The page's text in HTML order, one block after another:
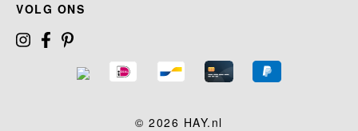
VOLG ONS
© 2026 HAY.nl